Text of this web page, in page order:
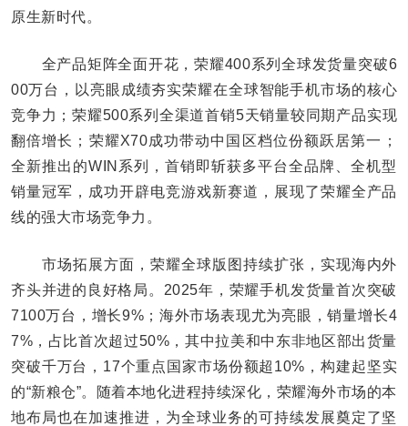
原生新时代。
全产品矩阵全面开花，荣耀400系列全球发货量突破6
00万台，以亮眼成绩夯实荣耀在全球智能手机市场的核心
竞争力；荣耀500系列全渠道首销5天销量较同期产品实现
翻倍增长；荣耀X70成功带动中国区档位份额跃居第一；
全新推出的WIN系列，首销即斩获多平台全品牌、全机型
销量冠军，成功开辟电竞游戏新赛道，展现了荣耀全产品
线的强大市场竞争力。
市场拓展方面，荣耀全球版图持续扩张，实现海内外
齐头并进的良好格局。2025年，荣耀手机发货量首次突破
7100万台，增长9%；海外市场表现尤为亮眼，销量增长4
7%，占比首次超过50%，其中拉美和中东非地区部出货量
突破千万台，17个重点国家市场份额超10%，构建起坚实
的“新粮仓”。随着本地化进程持续深化，荣耀海外市场的本
地布局也在加速推进，为全球业务的可持续发展奠定了坚